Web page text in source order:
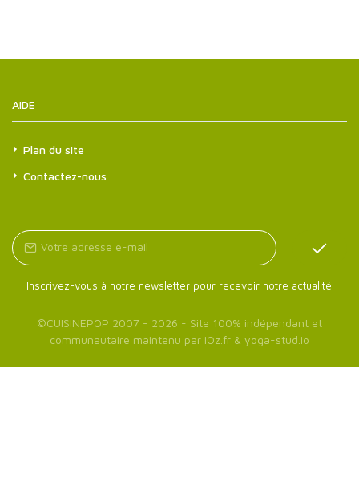
AIDE
Plan du site
Contactez-nous
Inscrivez-vous à notre newsletter pour recevoir notre actualité.
©CUISINEPOP 2007 - 2026 - Site 100% indépendant et
communautaire maintenu par iOz.fr & yoga-stud.io